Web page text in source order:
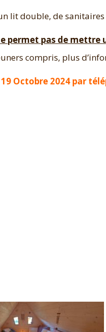
lit double, de sanitaires
permet pas de mettre
compris, plus
Octobre 2024 par